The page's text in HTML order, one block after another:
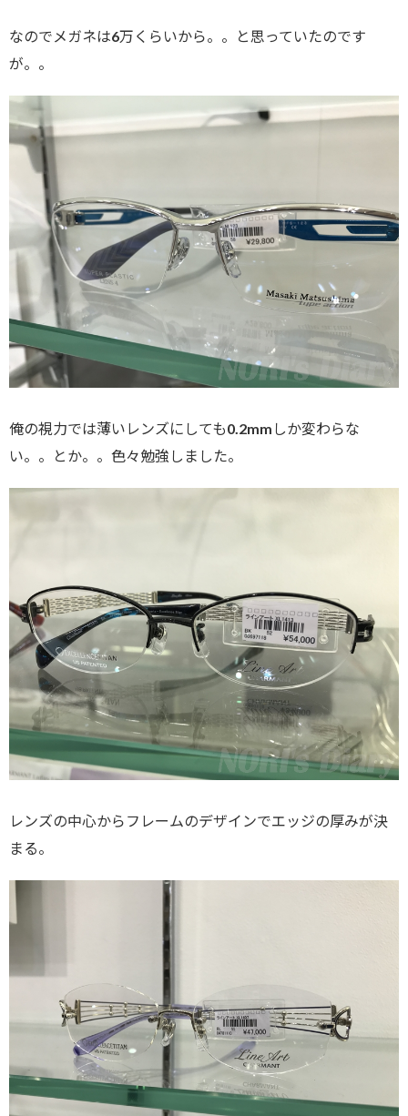
なのでメガネは6万くらいから。。と思っていたのです
が。。
俺の視力では薄いレンズにしても0.2mmしか変わらな
い。。とか。。色々勉強しました。
レンズの中心からフレームのデザインでエッジの厚みが決
まる。